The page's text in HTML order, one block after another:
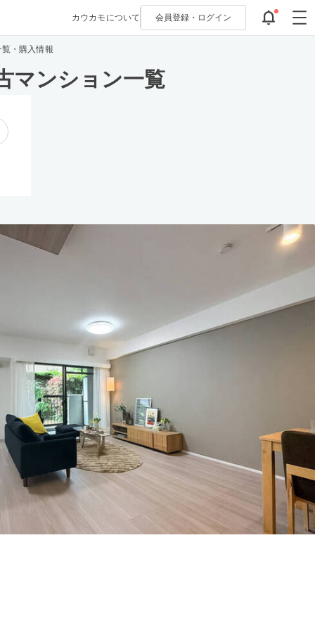
カウカモについて 会員登録・ ログイン
・購入情報
マンション一覧